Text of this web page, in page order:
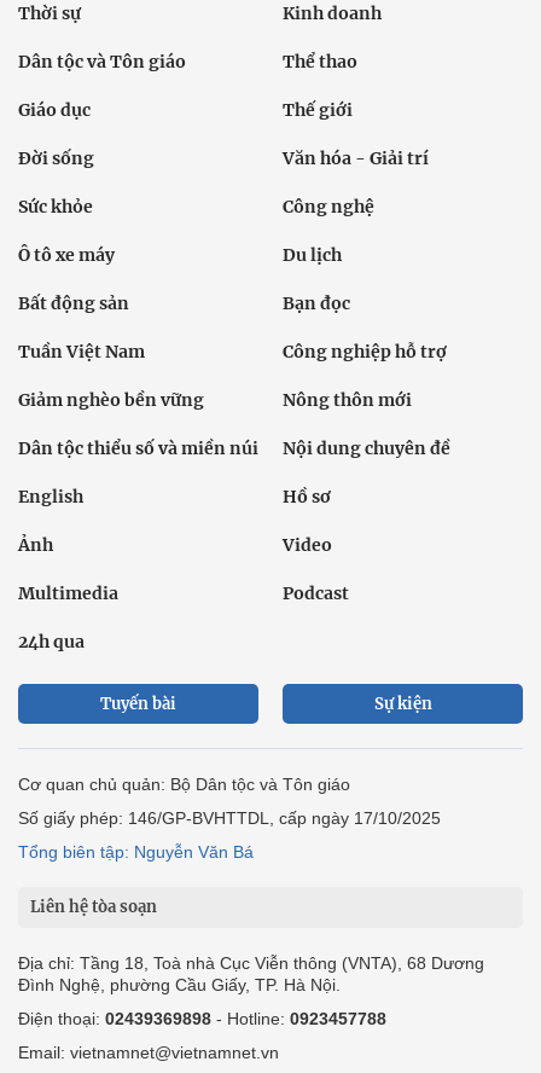
Thời sự Kinh doanh
Dân tộc và Tôn giáo Thể thao
Giáo dục Thế giới
Đời sống Văn hóa - Giải trí
Sức khỏe Công nghệ
Ô tô xe máy Du lịch
Bất động sản Bạn đọc
Tuần Việt Nam Công nghiệp hỗ trợ
Giảm nghèo bền vững Nông thôn mới
Dân tộc thiểu số và miền núi Nội dung chuyên đề
English Hồ sơ
Ảnh Video
Multimedia Podcast
24h qua
Tuyến bài Sự kiện
Cơ quan chủ quản: Bộ Dân tộc và Tôn giáo
Số giấy phép: 146/GP-BVHTTDL, cấp ngày 17/10/2025
Tổng biên tập: Nguyễn Văn Bá
Liên hệ tòa soạn
Địa chỉ: Tầng 18, Toà nhà Cục Viễn thông (VNTA), 68 Dương
Đình Nghệ, phường Cầu Giấy, TP. Hà Nội.
Điện thoại: 02439369898 - Hotline: 0923457788
Email: vietnamnet@vietnamnet.vn